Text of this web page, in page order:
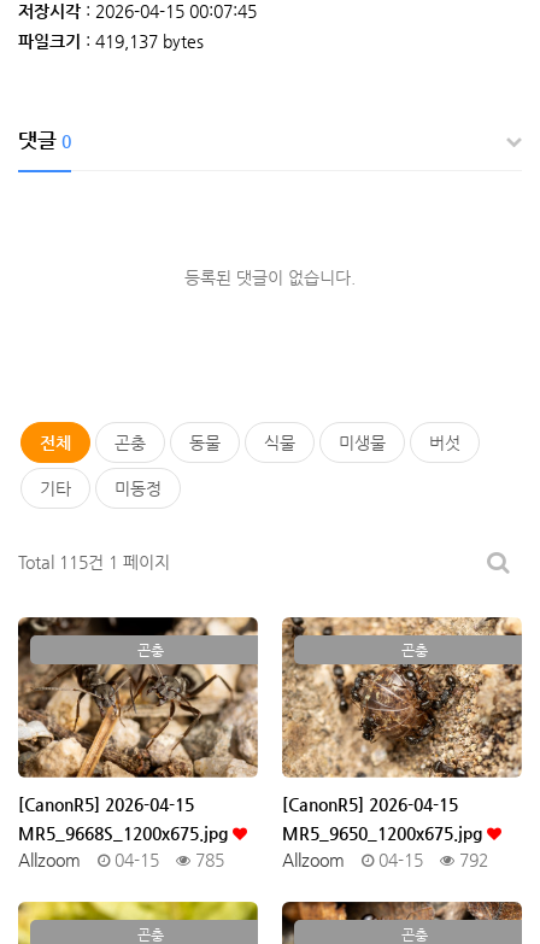
저장시각 : 2026-04-15 00:07:45
파일크기
: 419,137 bytes
댓글 0
등록된 댓글이 없습니다.
전체 곤충 동물 식물 미생물 버섯
기타 미동정
Total 115건 1 페이지
곤충
[CanonR5] 2026-04-15
MR5_9668S_1200x675.jpg
Allzoom
04-15 785
곤충
[CanonR5] 2026-04-15
MR5_9650_1200x675.jpg
Allzoom
04-15 792
곤충 곤충